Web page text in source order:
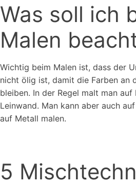
Was soll ich
Malen
Wichtig beim Malen ist, dass der
nicht ölig ist, damit die Farben an
bleiben. In der Regel malt man
Leinwand. Man kann aber auch
auf Metall malen.
5